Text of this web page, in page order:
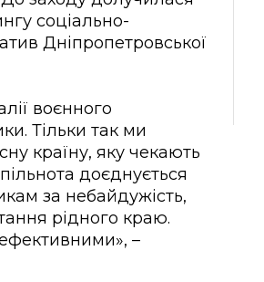
соціально-
Дніпропетровської
воєнного
Тільки так ми
країну, яку чекають
доєднується
за небайдужість,
рідного краю.
–